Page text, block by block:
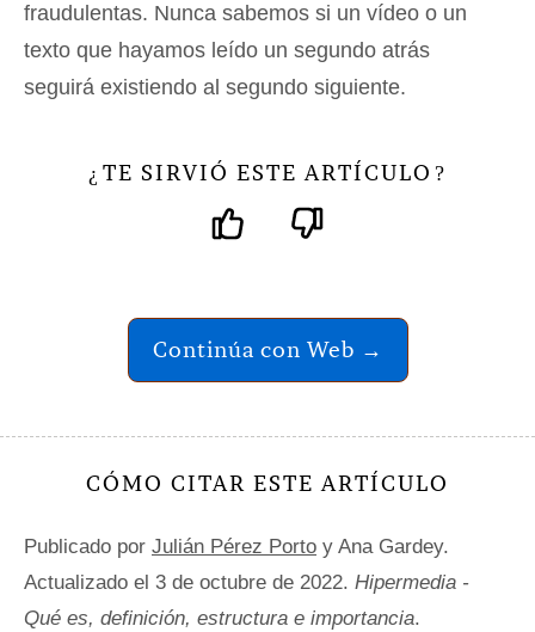
fraudulentas. Nunca sabemos si un vídeo o un
texto que hayamos leído un segundo atrás
seguirá existiendo al segundo siguiente.
¿ TE SIRVIÓ ESTE ARTÍCULO ?
Continúa con Web →
CÓMO CITAR ESTE ARTÍCULO
Publicado por Julián Pérez Porto y Ana Gardey.
Actualizado el 3 de octubre de 2022. Hipermedia -
Qué es, definición, estructura e importancia.